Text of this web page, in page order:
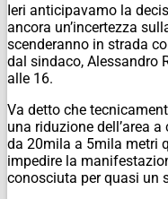
Ieri anticipavamo la
ancora un’incertezza
scenderanno in strada
dal sindaco, Alessandro
alle 16.
Va detto che
una riduzione dell’area
da 20mila a 5mila metri
impedire la
conosciuta per quasi un